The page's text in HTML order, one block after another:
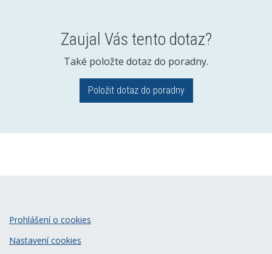
Zaujal Vás tento dotaz?
Také položte dotaz do poradny.
Položit dotaz do poradny
Prohlášení o cookies
Nastavení cookies